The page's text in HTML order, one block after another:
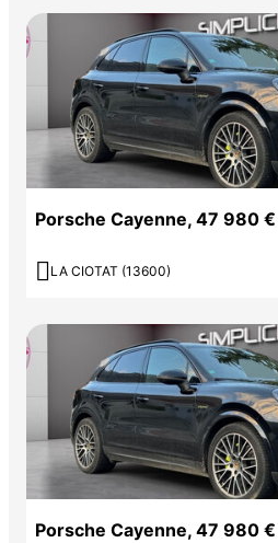
Porsche Cayenne, 47 980 €
 LA CIOTAT (13600)
Porsche Cayenne, 47 980 €